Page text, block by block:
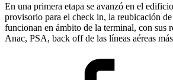
En una primera etapa se avanzó en el
provisorio para el check in, la reubicación
funcionan en ámbito de la terminal, con sus
Anac, PSA, back off de las líneas aéreas